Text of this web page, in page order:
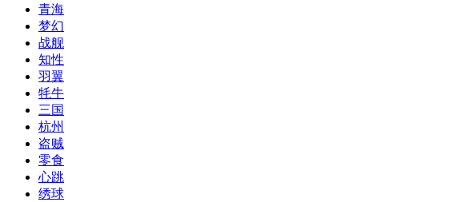
青海
梦幻
战舰
知性
羽翼
牦牛
三国
杭州
盗贼
零食
心跳
绣球